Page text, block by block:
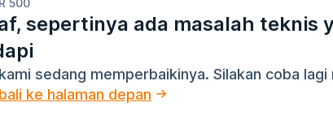
sepertinya ada masalah teknis
sedang memperbaikinya. Silakan coba lagi
ke halaman depan